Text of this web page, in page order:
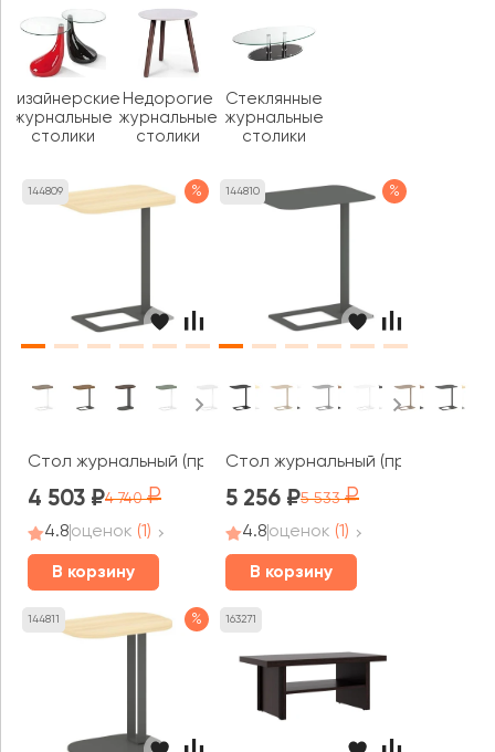
144809 %
Стол журнальный (прямоугольный) 480х340х550 Асти /
4 503 4 740
4.8оценок (1)
В корзину
144810 %
Стол журнальный
5 256 5 533
4.8оценок (1)
В корзину
144811 % 163271
Дизайнерские
журнальные
столики
Недорогие
журнальные
столики
Стеклянные
журнальные
столики